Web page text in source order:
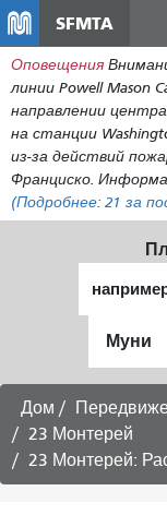
SFMTA
Оповещения
линии Powell Mason
направлении
на станции
из-за действий
Франциско.
(Подробнее: 21 за
Дом
23 Монтерей
23 Монтерей: Расписание